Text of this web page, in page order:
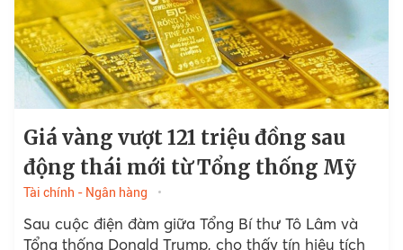
Giá vàng vượt 121 triệu đồng sau
động thái mới từ Tổng thống Mỹ
Tài chính - Ngân hàng
Sau cuộc điện đàm giữa Tổng Bí thư Tô Lâm và
Tổng thống Donald Trump, cho thấy tín hiệu tích